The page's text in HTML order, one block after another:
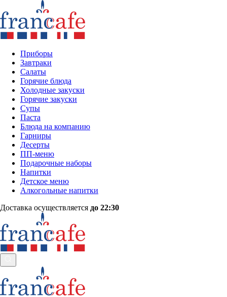
Приборы
Завтраки
Салаты
Горячие блюда
Холодные закуски
Горячие закуски
Супы
Паста
Блюда на компанию
Гарниры
Десерты
ПП-меню
Подарочные наборы
Напитки
Детское меню
Алкогольные напитки
Доставка осуществляется до 22:30